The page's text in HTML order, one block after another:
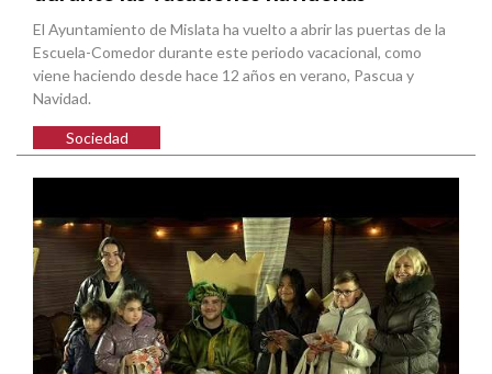
El Ayuntamiento de Mislata ha vuelto a abrir las puertas de la
Escuela-Comedor durante este periodo vacacional, como
viene haciendo desde hace 12 años en verano, Pascua y
Navidad.
Sociedad